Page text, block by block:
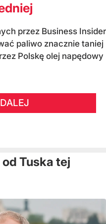
przez Business Insider
paliwo znacznie taniej
Polskę olej napędowy
Tuska tej